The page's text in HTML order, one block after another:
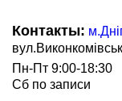
Контакты:
Пн-Пт 9:00-18:30
Сб по записи